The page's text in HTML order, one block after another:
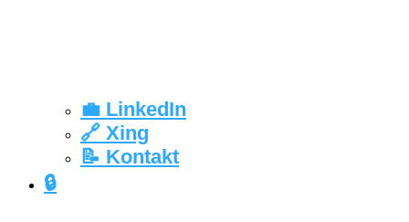
💼 LinkedIn
🔗 Xing
📝 Kontakt
🔒